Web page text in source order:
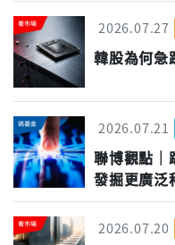
2026.07.27
韓股為何急
2026.07.21
聯博觀點｜
發掘更廣泛
2026.07.20